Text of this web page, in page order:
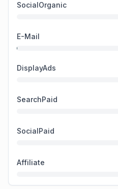
SocialOrganic
E-Mail
DisplayAds
SearchPaid
SocialPaid
Affiliate